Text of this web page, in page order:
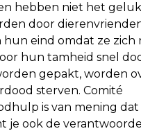
hebben niet het
door
hun eind omdat ze
hun tamheid snel
gepakt, worden
sterven. Comité
is van mening dat
je ook de